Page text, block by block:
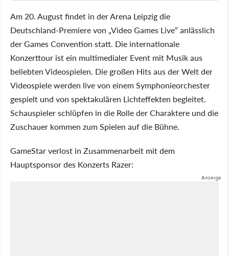
Am 20. August findet in der Arena Leipzig die
Deutschland-Premiere von „Video Games Live“ anlässlich
der Games Convention statt. Die internationale
Konzerttour ist ein multimedialer Event mit Musik aus
beliebten Videospielen. Die großen Hits aus der Welt der
Videospiele werden live von einem Symphonieorchester
gespielt und von spektakulären Lichteffekten begleitet.
Schauspieler schlüpfen in die Rolle der Charaktere und die
Zuschauer kommen zum Spielen auf die Bühne.
GameStar verlost in Zusammenarbeit mit dem
Hauptsponsor des Konzerts Razer: